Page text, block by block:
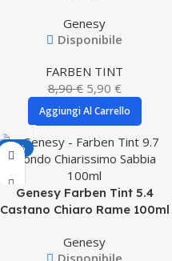
Genesy
Disponibile
FARBEN TINT
8,90€ 5,90 €
Aggiungi Al Carrello
-34%
Genesy Farben Tint 5.4
Castano Chiaro Rame 100ml
Genesy